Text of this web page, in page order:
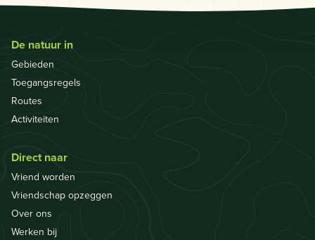
De natuur in
Gebieden
Toegangsregels
Routes
Activiteiten
Direct naar
Vriend worden
Vriendschap opzeggen
Over ons
Werken bij